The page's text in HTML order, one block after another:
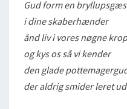
Gud form en
i dine skaberhænder
ånd liv i vores nøgne krop
og kys os så vi kender
den glade
der aldrig smider leret ud